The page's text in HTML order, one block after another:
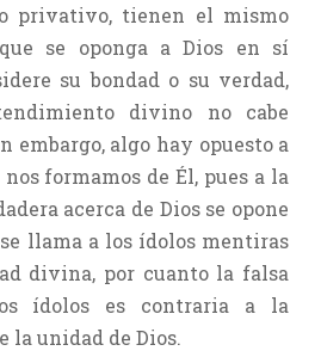
privativo, tienen el mismo
se oponga a Dios en sí
su bondad o su verdad,
divino no cabe
embargo, algo hay opuesto a
formamos de Él, pues a la
acerca de Dios se opone
llama a los ídolos mentiras
divina, por cuanto la falsa
ídolos es contraria a la
la unidad de Dios.